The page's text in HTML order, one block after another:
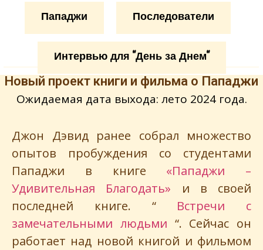
Пападжи Последователи
Интервью для "День за Днем"
Новый проект книги и фильма о Пападжи
Ожидаемая дата выхода: лето 2024 года.
Джон Дэвид ранее собрал множество
опытов пробуждения со студентами
Пападжи в книге «Пападжи –
Удивительная Благодать» и в своей
последней книге. “Встречи с
замечательными людьми “. Сейчас он
работает над новой книгой и фильмом